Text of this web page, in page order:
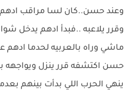
وعند حسن..كان لسا مراقب
وقرر يلاعبه ..فبدأ ادهم يدخل
ماشي وراه بالعربيه لحدما
حسن اكتشفه قرر ينزل
ينهي الحرب اللي بدأت بينهم